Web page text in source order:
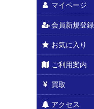
マイページ
会員新規登録
お気に入り
ご利用案内
買取
アクセス